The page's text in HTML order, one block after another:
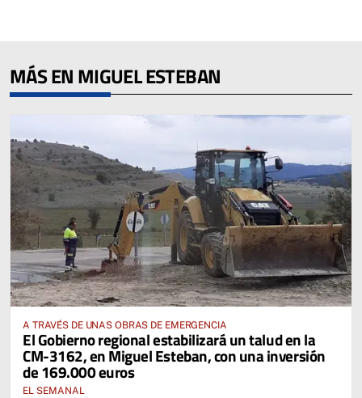
MÁS EN MIGUEL ESTEBAN
A TRAVÉS DE UNAS OBRAS DE EMERGENCIA
El Gobierno regional estabilizará un talud en la
CM-3162, en Miguel Esteban, con una inversión
de 169.000 euros
EL SEMANAL